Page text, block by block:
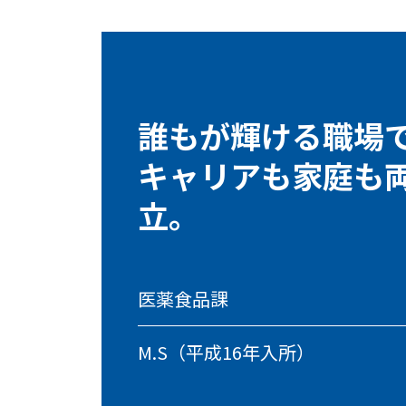
誰もが輝ける職場
キャリアも家庭も
立。
医薬食品課
M.S（平成16年入所）